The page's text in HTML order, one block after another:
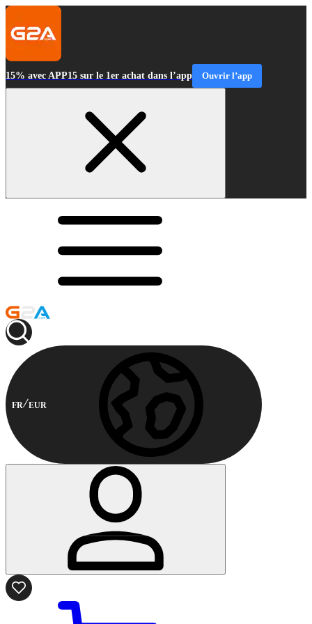
15% avec APP15 sur le 1er achat dans l’app Ouvrir l’app
FR EUR